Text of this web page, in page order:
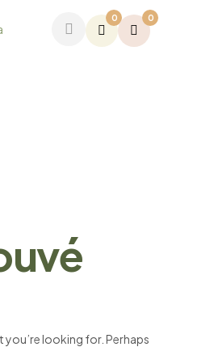
0 0
you’re looking for. Perhaps